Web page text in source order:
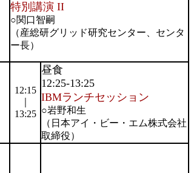
特別講演 II
○関口智嗣
（産総研グリッド研究センター、センタ
ー長）
12:15
13:25
昼食
12:25-13:25
IBMランチセッション
○岩野和生
（日本アイ・ビー・エム株式会社
取締役）